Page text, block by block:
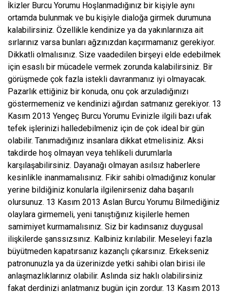
İkizler Burcu Yorumu Hoşlanmadığınız bir kişiyle aynı
ortamda bulunmak ve bu kişiyle dialoğa girmek durumuna
kalabilirsiniz. Özellikle kendinize ya da yakınlarınıza ait
sırlarınız varsa bunları ağzınızdan kaçırmamanız gerekiyor.
Dikkatli olmalısınız. Size vaadedilen birşeyi elde edebilmek
için esaslı bir mücadele vermek zorunda kalabilirsiniz. Bir
görüşmede çok fazla istekli davranmanız iyi olmayacak.
Pazarlık ettiğiniz bir konuda, onu çok arzuladığınızı
göstermemeniz ve kendinizi ağırdan satmanız gerekiyor. 13
Kasım 2013 Yengeç Burcu Yorumu Evinizle ilgili bazı ufak
tefek işlerinizi halledebilmeniz için de çok ideal bir gün
olabilir. Tanımadığınız insanlara dikkat etmelisiniz. Aksi
takdirde hoş olmayan veya tehlikeli durumlarla
karşılaşabilirsiniz. Dayanağı olmayan asılsız haberlere
kesinlikle inanmamalısınız. Fikir sahibi olmadığınız konular
yerine bildiğiniz konularla ilgilenirseniz daha başarılı
olursunuz. 13 Kasım 2013 Aslan Burcu Yorumu Bilmediğiniz
olaylara girmemeli, yeni tanıştığınız kişilerle hemen
samimiyet kurmamalısınız. Siz bir kadınsanız duygusal
ilişkilerde şanssızsınız. Kalbiniz kırılabilir. Meseleyi fazla
büyütmeden kapatırsanız kazançlı çıkarsınız. Erkekseniz
patronunuzla ya da üzerinizde yetki sahibi olan birisi ile
anlaşmazlıklarınız olabilir. Aslında siz haklı olabilirsiniz
fakat derdinizi anlatmanız bugün için zordur. 13 Kasım 2013